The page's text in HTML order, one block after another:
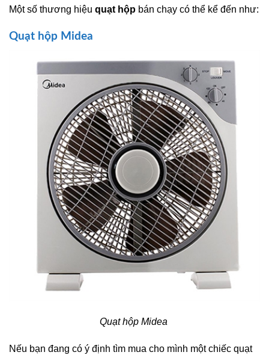
Một số thương hiệu quạt hộp bán chạy có thể kể đến như:
Quạt hộp Midea
Quạt hộp Midea
Nếu bạn đang có ý định tìm mua cho mình một chiếc quạt